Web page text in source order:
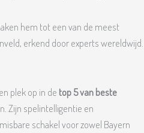
hem tot een van de meest
erkend door experts wereldwijd.
plek op in de top 5 van beste
Zijn spelintelligentie en
schakel voor zowel Bayern